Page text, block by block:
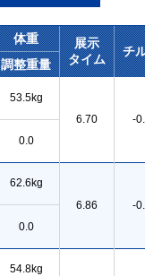
体重
展示
タイム
チ
調整重量
53.5kg
6.70
-
0.0
62.6kg
6.86
-
0.0
54.8kg